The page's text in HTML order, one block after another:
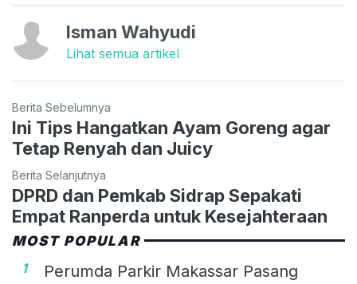
Isman Wahyudi
Lihat semua artikel
Berita Sebelumnya
Ini Tips Hangatkan Ayam Goreng agar
Tetap Renyah dan Juicy
Berita Selanjutnya
DPRD dan Pemkab Sidrap Sepakati
Empat Ranperda untuk Kesejahteraan
MOST POPULAR
1
Perumda Parkir Makassar Pasang